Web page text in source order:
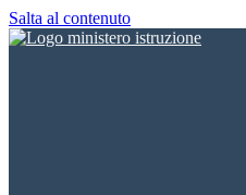
Salta al contenuto